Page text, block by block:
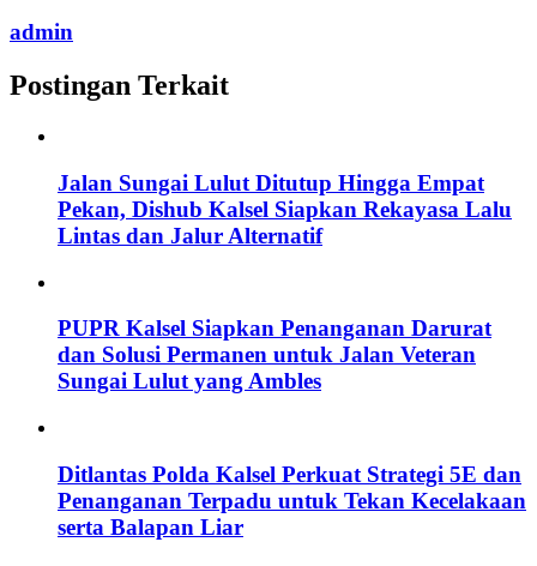
admin
Postingan Terkait
Jalan Sungai Lulut Ditutup Hingga Empat
Pekan, Dishub Kalsel Siapkan Rekayasa Lalu
Lintas dan Jalur Alternatif
PUPR Kalsel Siapkan Penanganan Darurat
dan Solusi Permanen untuk Jalan Veteran
Sungai Lulut yang Ambles
Ditlantas Polda Kalsel Perkuat Strategi 5E dan
Penanganan Terpadu untuk Tekan Kecelakaan
serta Balapan Liar